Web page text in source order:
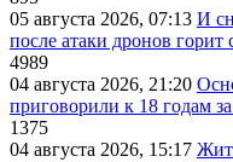
05 августа 2026, 07:13 И
после атаки дронов
4989
04 августа 2026, 21:20
приговорили к 18 годам
1375
04 августа 2026, 15:17